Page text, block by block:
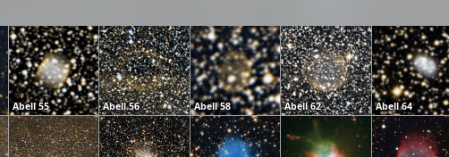
Abell 55 Abell 56 Abell 58 Abell 62 Abell 64